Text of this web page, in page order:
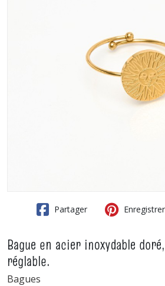
Partager Enregistrer
Bague en acier inoxydable
réglable.
Bagues